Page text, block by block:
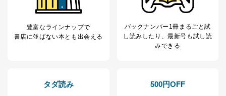
豊富なラインナップで
書店に並ばない本とも出会える
バックナンバー1冊まるごと試
し読み したり、最新号も試し読
みできる
タダ読み 500円OFF